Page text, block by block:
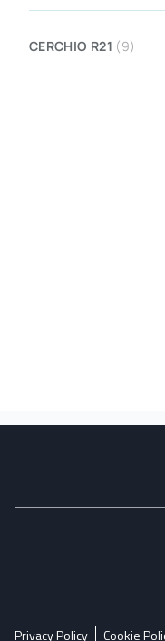
CERCHIO R21 (9)
Privacy Policy Cookie